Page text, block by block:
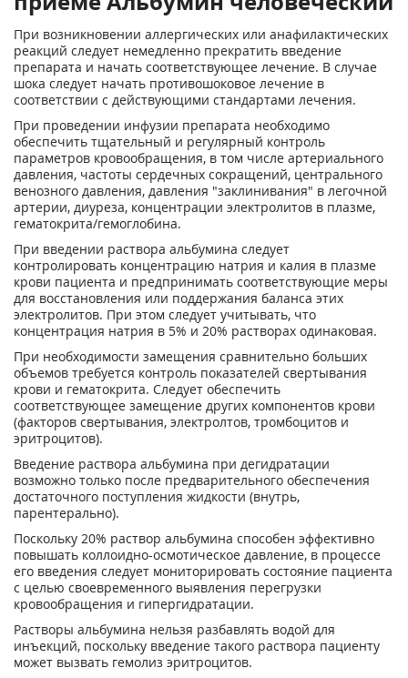
При возникновении аллергических или анафилактических
реакций следует немедленно прекратить введение
препарата и начать соответствующее лечение. В случае
шока следует начать противошоковое лечение в
соответствии с действующими стандартами лечения.
При проведении инфузии препарата необходимо
обеспечить тщательный и регулярный контроль
параметров кровообращения, в том числе артериального
давления, частоты сердечных сокращений, центрального
венозного давления, давления "заклинивания" в легочной
артерии, диуреза, концентрации электролитов в плазме,
гематокрита/гемоглобина.
При введении раствора альбумина следует
контролировать концентрацию натрия и калия в плазме
крови пациента и предпринимать соответствующие меры
для восстановления или поддержания баланса этих
электролитов. При этом следует учитывать, что
концентрация натрия в 5% и 20% растворах одинаковая.
При необходимости замещения сравнительно больших
объемов требуется контроль показателей свертывания
крови и гематокрита. Следует обеспечить
соответствующее замещение других компонентов крови
(факторов свертывания, электролтов, тромбоцитов и
эритроцитов).
Введение раствора альбумина при дегидратации
возможно только после предварительного обеспечения
достаточного поступления жидкости (внутрь,
парентерально).
Поскольку 20% раствор альбумина способен эффективно
повышать коллоидно-осмотическое давление, в процессе
его введения следует мониторировать состояние пациента
с целью своевременного выявления перегрузки
кровообращения и гипергидратации.
Растворы альбумина нельзя разбавлять водой для
инъекций, поскольку введение такого раствора пациенту
может вызвать гемолиз эритроцитов.